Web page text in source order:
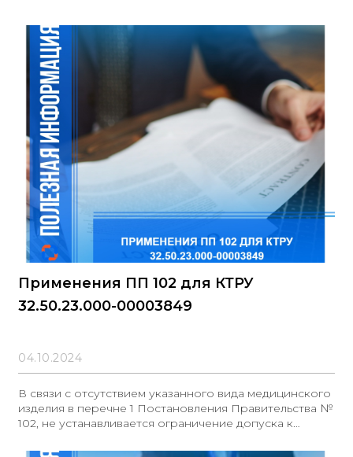
Применения ПП 102 для КТРУ
32.50.23.000-00003849
04.10.2024
В связи с отсутствием указанного вида медицинского
изделия в перечне 1 Постановления Правительства №
102, не устанавливается ограничение допуска к
примечанию к перечню 1 Постановления